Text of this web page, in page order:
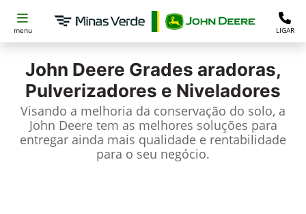
menu LIGAR
John Deere Grades aradoras,
Pulverizadores e Niveladores
Visando a melhoria da conservação do solo, a
John Deere tem as melhores soluções para
entregar ainda mais qualidade e rentabilidade
para o seu negócio.